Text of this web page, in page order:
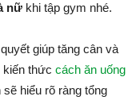
nữ khi tập gym nhé.
giúp tăng cân và
kiến thức cách ăn uống
hiểu rõ ràng tổng